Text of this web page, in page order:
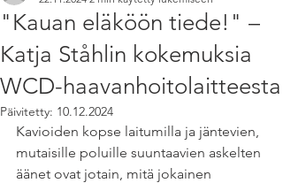
"Kauan eläköön tiede!" –
Katja Ståhlin kokemuksia
WCD-haavanhoitolaitteesta
Päivitetty: 10.12.2024
Kavioiden kopse laitumilla ja jäntevien,
mutaisille poluille suuntaavien askelten
äänet ovat jotain, mitä jokainen